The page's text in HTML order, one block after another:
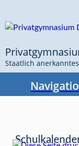
überspringen
Staatlich